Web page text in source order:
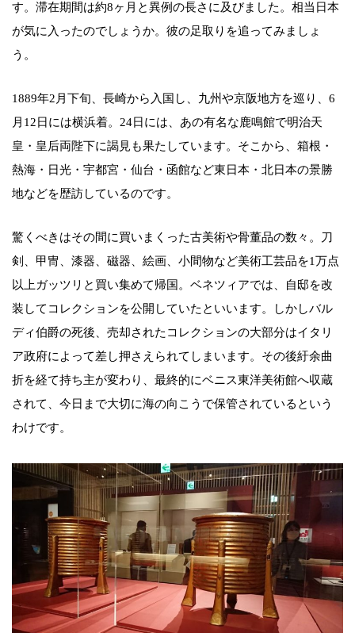
す。滞在期間は約8ヶ月と異例の長さに及びました。相当日本
が気に入ったのでしょうか。彼の足取りを追ってみましょ
う。
1889年2月下旬、長崎から入国し、九州や京阪地方を巡り、6
月12日には横浜着。24日には、あの有名な鹿鳴館で明治天
皇・皇后両陛下に謁見も果たしています。そこから、箱根・
熱海・日光・宇都宮・仙台・函館など東日本・北日本の景勝
地などを歴訪しているのです。
驚くべきはその間に買いまくった古美術や骨董品の数々。刀
剣、甲冑、漆器、磁器、絵画、小間物など美術工芸品を1万点
以上ガッツリと買い集めて帰国。ベネツィアでは、自邸を改
装してコレクションを公開していたといいます。しかしバル
ディ伯爵の死後、売却されたコレクションの大部分はイタリ
ア政府によって差し押さえられてしまいます。その後紆余曲
折を経て持ち主が変わり、最終的にベニス東洋美術館へ収蔵
されて、今日まで大切に海の向こうで保管されているという
わけです。